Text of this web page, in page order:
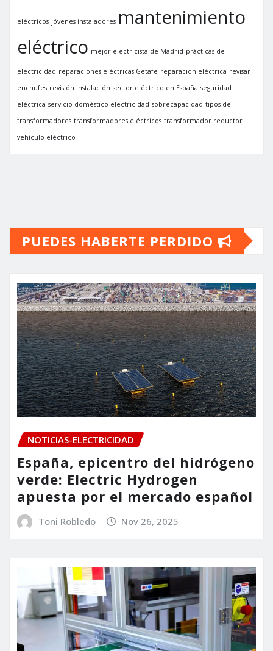
eléctricos jóvenes instaladores mantenimiento
eléctrico mejor electricista de Madrid prácticas de
electricidad reparaciones eléctricas Getafe reparación eléctrica revisar
enchufes revisión instalación sector eléctrico en España seguridad
eléctrica servicio doméstico electricidad sobrecapacidad tipos de
transformadores transformadores eléctricos transformador reductor
vehículo eléctrico
PUEDES HABERTE PERDIDO
NOTICIAS-ELECTRICIDAD
España, epicentro del hidrógeno
verde: Electric Hydrogen
apuesta por el mercado español
Toni Robledo Nov 26, 2025